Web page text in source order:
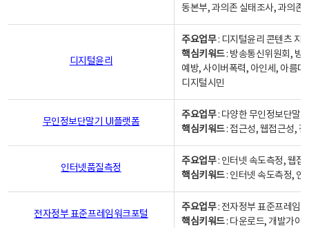
동본부, 과의존 실태조사, 과의존
디지털윤리
주요업무: 디지털윤리 콘텐츠 지
핵심키워드: 방송통신위원회, 방
예방, 사이버폭력, 아인세, 아름
디지털시민
무인정보단말기 UI플랫폼
주요업무: 다양한 무인정보단말
핵심키워드: 접근성, 웹접근성,
인터넷품질측정
주요업무: 인터넷 속도측정, 웹접
핵심키워드: 인터넷 속도측정, 인
전자정부 표준프레임워크포털
주요업무: 전자정부 표준프레임
핵심키워드: 다운로드, 개발가이